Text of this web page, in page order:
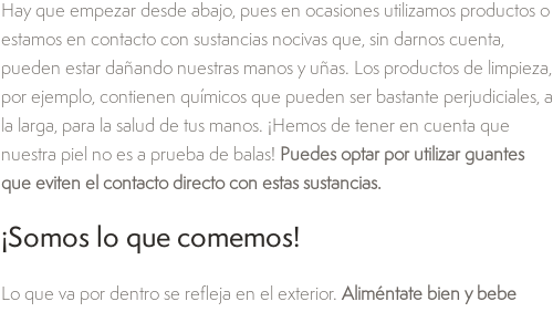
Hay que empezar desde abajo, pues en ocasiones utilizamos productos o
estamos en contacto con sustancias nocivas que, sin darnos cuenta,
pueden estar dañando nuestras manos y uñas. Los productos de limpieza,
por ejemplo, contienen químicos que pueden ser bastante perjudiciales, a
la larga, para la salud de tus manos. ¡Hemos de tener en cuenta que
nuestra piel no es a prueba de balas! Puedes optar por utilizar guantes
que eviten el contacto directo con estas sustancias.
¡Somos lo que comemos!
Lo que va por dentro se refleja en el exterior. Aliméntate bien y bebe